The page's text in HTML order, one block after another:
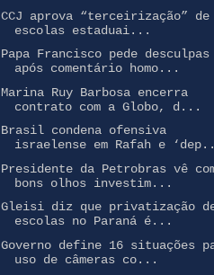
CCJ aprova “terceirização” de
escolas estaduai...
Papa Francisco pede desculpas
após comentário homo...
Marina Ruy Barbosa encerra
contrato com a Globo, d...
Brasil condena ofensiva
israelense em Rafah e
Presidente da Petrobras vê
bons olhos investim...
Gleisi diz que privatização
escolas no Paraná é...
Governo define 16 situações
uso de câmeras co...